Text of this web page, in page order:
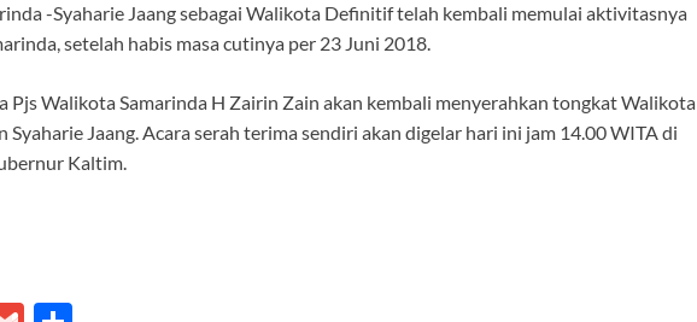
-Syaharie Jaang sebagai Walikota Definitif telah kembali memulai aktivitasnya
setelah habis masa cutinya per 23 Juni 2018.
Pjs Walikota Samarinda H Zairin Zain akan kembali menyerahkan tongkat Walikota
Syaharie Jaang. Acara serah terima sendiri akan digelar hari ini jam 14.00 WITA di
Kaltim.